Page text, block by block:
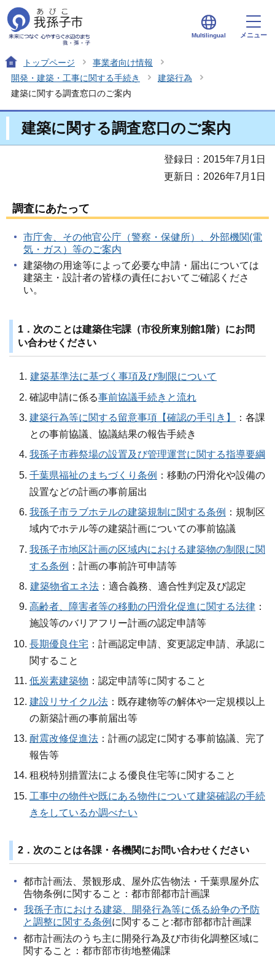
Multilingual メニュー
トップページ
事業者向け情報
開発・建築・工事に関する手続き
建築行為
建築に関する調査窓口のご案内
建築に関する調査窓口のご案内
登録日：2015年7月1日
更新日：2026年7月1日
調査にあたって
市庁舎、その他官公庁（警察・保健所）、外部機関(電
気・ガス）等のご案内
建築物の用途等によって必要な申請・届出については
建築主・設計者の皆様の責任においてご確認くださ
い。
1．次のことは建築住宅課（市役所東別館1階）にお問
い合わせください
建築基準法に基づく事項及び制限について
確認申請に係る事前協議手続きと流れ
建築行為等に関する留意事項【確認の手引き】
：各課
との事前協議、協議結果の報告手続き
我孫子市葬祭場の設置及び管理運営に関する指導要綱
千葉県福祉のまちづくり条例 ：移動の円滑化や設備の
設置などの計画の事前届出
我孫子市ラブホテルの建築規制に関する条例 ：規制区
域内でホテル等の建築計画についての事前協議
我孫子市地区計画の区域内における建築物の制限に関
する条例 ：計画の事前許可申請等
建築物省エネ法 ：適合義務、適合性判定及び認定
高齢者、障害者等の移動の円滑化促進に関する法律 ：
施設等のバリアフリー計画の認定申請等
長期優良住宅 ：計画認定申請、変更認定申請、承認に
関すること
低炭素建築物 ：認定申請等に関すること
建設リサイクル法 ：既存建物等の解体や一定規模以上
の新築計画の事前届出等
耐震改修促進法 ：計画の認定に関する事前協議、完了
報告等
租税特別措置法による優良住宅等に関すること
工事中の物件や既にある物件について建築確認の手続
きをしているか調べたい
2．次のことは各課・各機関にお問い合わせください
都市計画法、景観形成、屋外広告物法・千葉県屋外広
告物条例に関すること：都市部都市計画課
我孫子市における建築、開発行為等に係る紛争の予防
と調整に関する条例 に関すること:都市部都市計画課
都市計画法のうち主に開発行為及び市街化調整区域に
関すること：都市部市街地整備課